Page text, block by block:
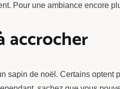
Pour une ambiance encore
accrocher
sapin de noël. Certains